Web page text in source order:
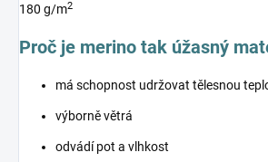
180 g/m2
Proč je merino tak úžasný
má schopnost udržovat tělesnou
výborně větrá
odvádí pot a vlhkost